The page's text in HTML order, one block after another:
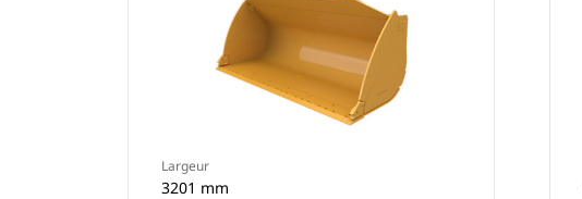
Largeur
3201 mm